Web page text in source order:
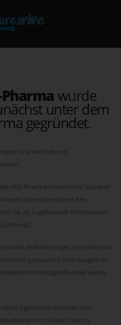
wurde
unter dem
gegründet.
und Vertrieb von
Abis Pharma Arzneimittel aus dem
Sie entsprechend den
Sie als zugelassener Reimporteur
Anforderungen entschied sich
zurückzugeben
Pharmagroßhandel weiter
eines Eigentümerwechsels zum
in die Abis Pharma